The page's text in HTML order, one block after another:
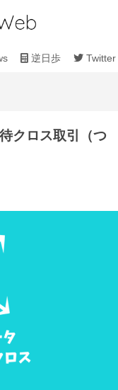
逆日歩 Twitter
クロス取引（つ